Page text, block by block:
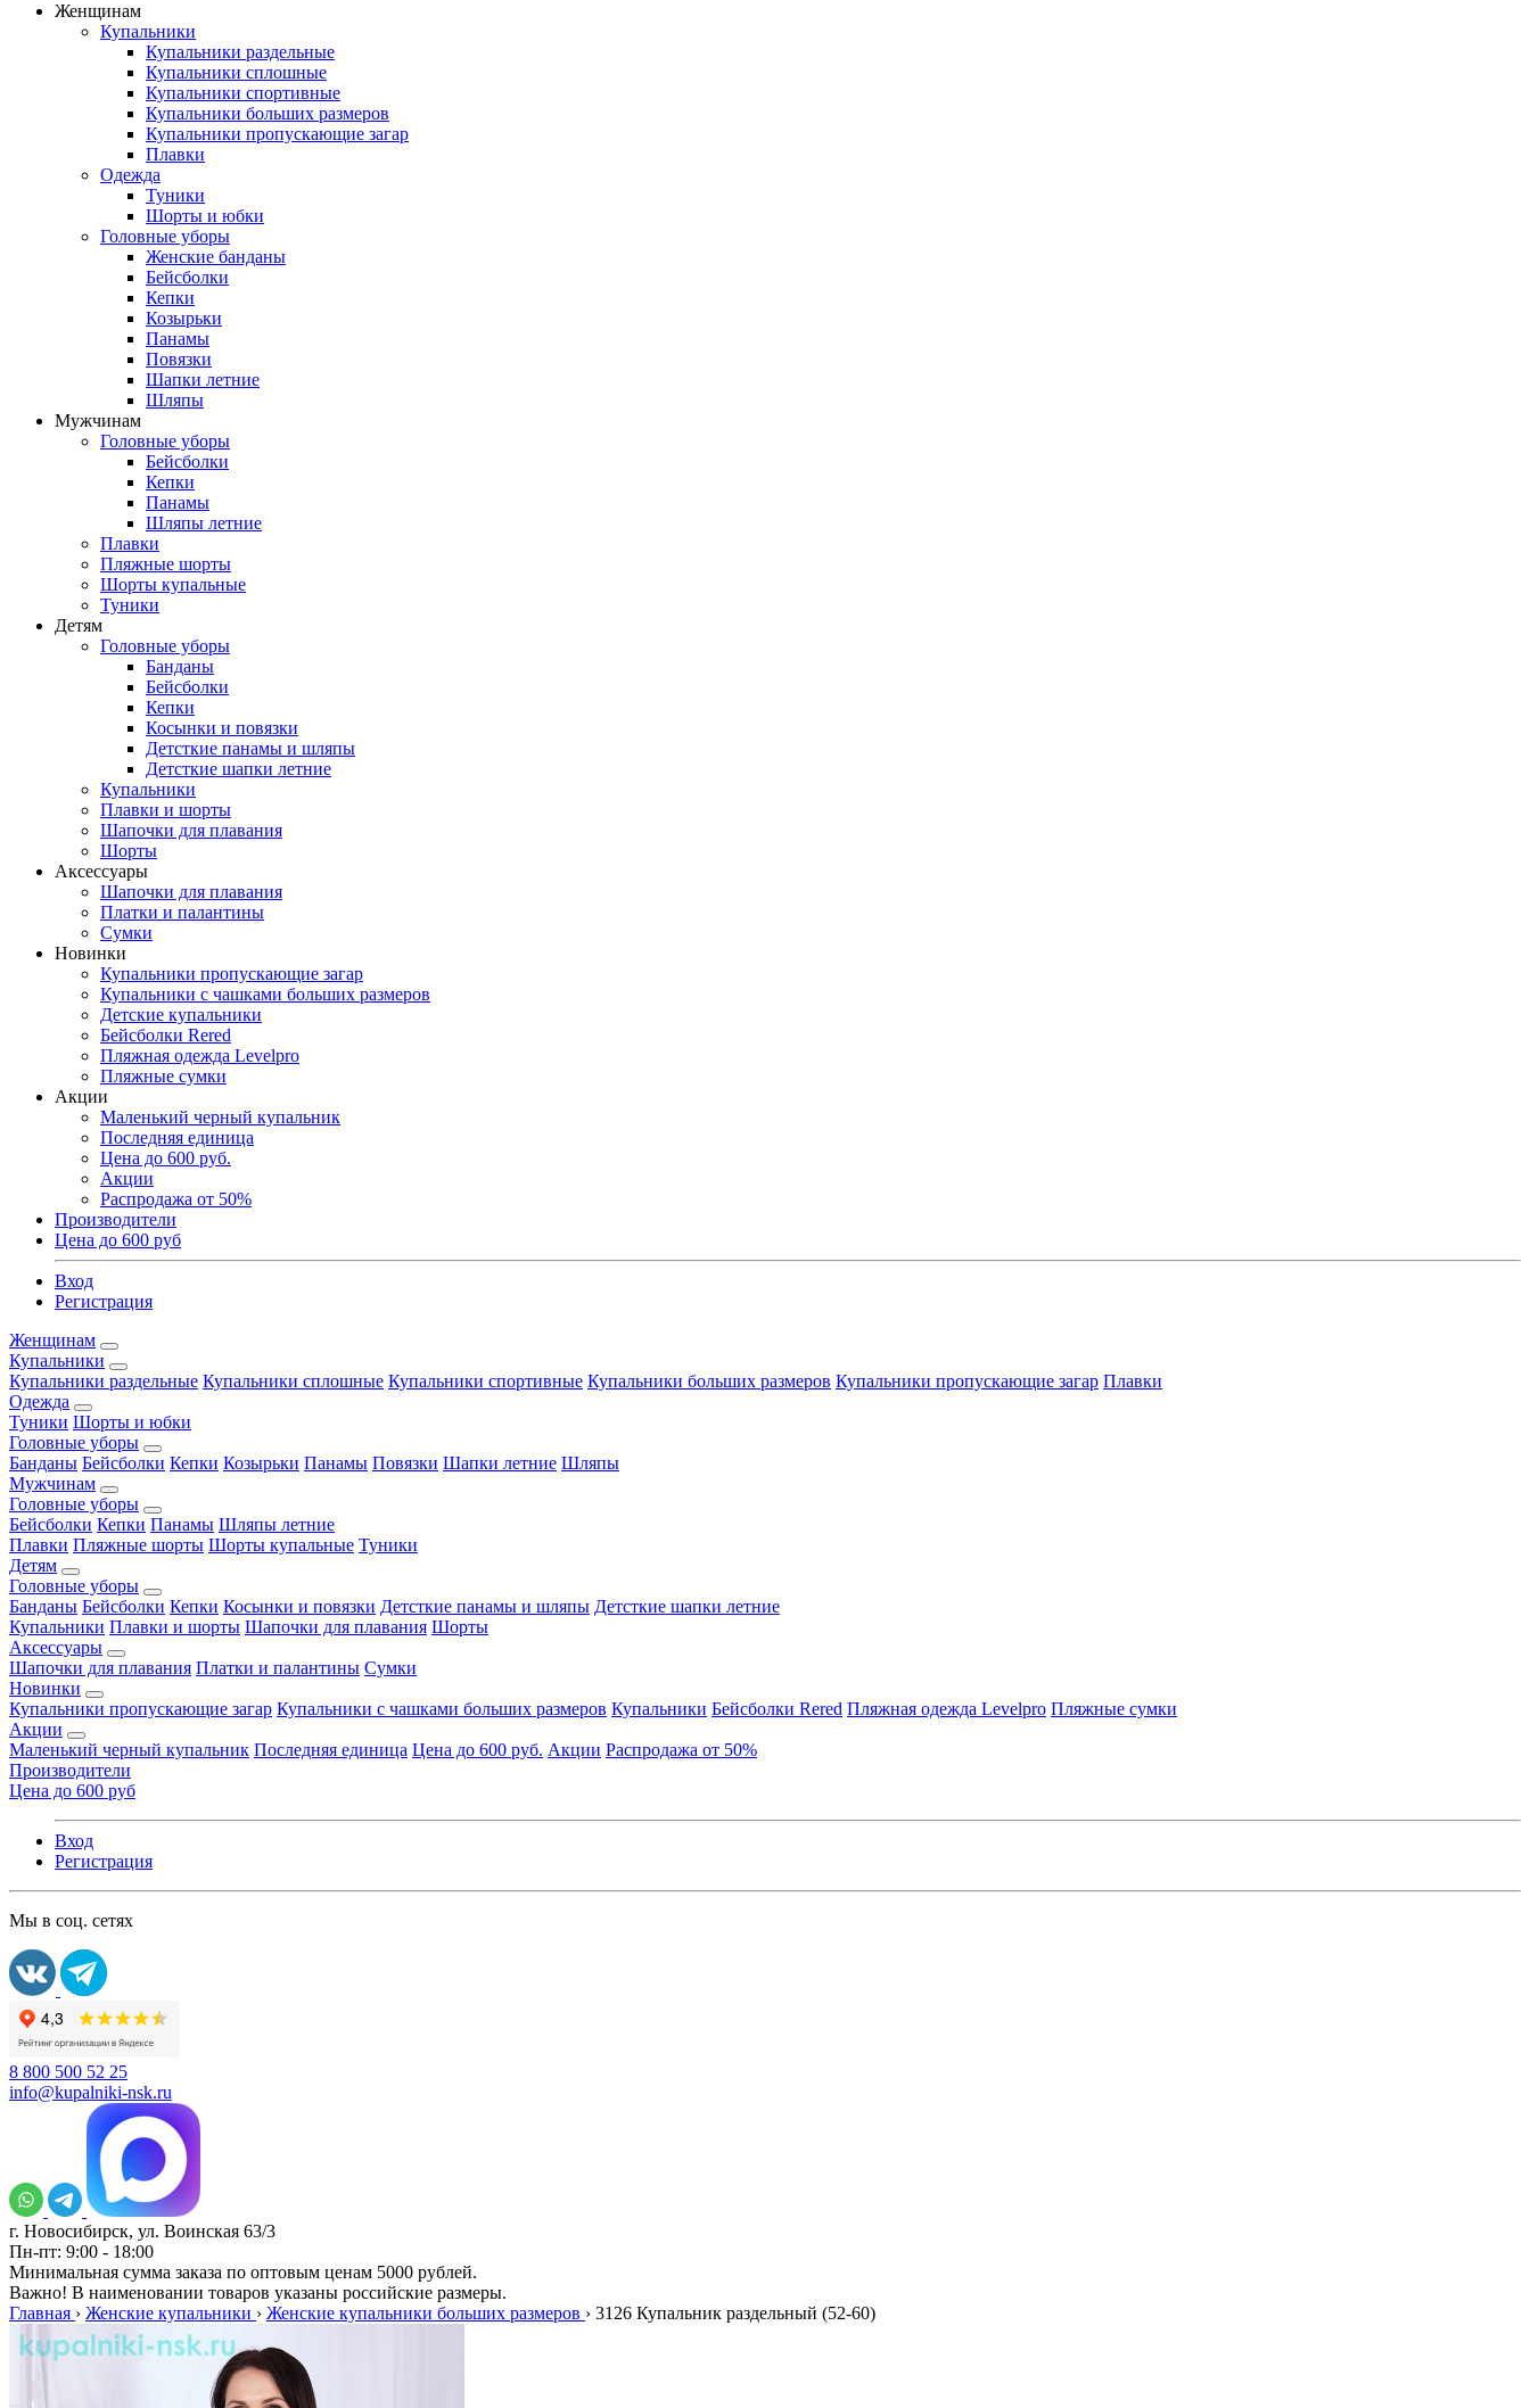
Женщинам
Купальники
Купальники раздельные
Купальники сплошные
Купальники спортивные
Купальники больших размеров
Купальники пропускающие загар
Плавки
Одежда
Туники
Шорты и юбки
Головные уборы
Женские банданы
Бейсболки
Кепки
Козырьки
Панамы
Повязки
Шапки летние
Шляпы
Мужчинам
Головные уборы
Бейсболки
Кепки
Панамы
Шляпы летние
Плавки
Пляжные шорты
Шорты купальные
Туники
Детям
Головные уборы
Банданы
Бейсболки
Кепки
Косынки и повязки
Детсткие панамы и шляпы
Детсткие шапки летние
Купальники
Плавки и шорты
Шапочки для плавания
Шорты
Аксессуары
Шапочки для плавания
Платки и палантины
Сумки
Новинки
Купальники пропускающие загар
Купальники с чашками больших размеров
Детские купальники
Бейсболки Rered
Пляжная одежда Levelpro
Пляжные сумки
Акции
Маленький черный купальник
Последняя единица
Цена до 600 руб.
Акции
Распродажа от 50%
Производители
Цена до 600 руб
Вход
Регистрация
Женщинам
Купальники
Купальники раздельные Купальники сплошные Купальники спортивные Купальники больших размеров Купальники пропускающие загар Плавки
Одежда
Туники Шорты и юбки
Головные уборы
Банданы Бейсболки Кепки Козырьки Панамы Повязки Шапки летние Шляпы
Мужчинам
Головные уборы
Бейсболки Кепки Панамы Шляпы летние
Плавки Пляжные шорты Шорты купальные Туники
Детям
Головные уборы
Банданы Бейсболки Кепки Косынки и повязки Детсткие панамы и шляпы Детсткие шапки летние
Купальники Плавки и шорты Шапочки для плавания Шорты
Аксессуары
Шапочки для плавания Платки и палантины Сумки
Новинки
Купальники пропускающие загар Купальники с чашками больших размеров Купальники Бейсболки Rered Пляжная одежда Levelpro Пляжные сумки
Акции
Маленький черный купальник Последняя единица Цена до 600 руб. Акции Распродажа от 50%
Производители
Цена до 600 руб
Вход
Регистрация
Мы в соц. сетях
8 800 500 52 25
info@kupalniki-nsk.ru
г. Новосибирск, ул. Воинская 63/3
Пн-пт: 9:00 - 18:00
Минимальная сумма заказа по оптовым ценам 5000 рублей.
Важно! В наименовании товаров указаны российские размеры.
Главная › Женские купальники › Женские купальники больших размеров › 3126 Купальник раздельный (52-60)